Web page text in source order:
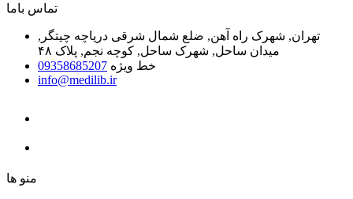
ﺗﻤﺎﺱ ﺑﺎﻣﺎ
تهران, شهرک راه آهن, ضلع شمال شرقی دریاچه چیتگر,
میدان ساحل, شهرک ساحل, کوچه نجم, پلاک ۴۸
خط ویژه 09358685207
info@medilib.ir
ﻣﻨﻮ ﻫﺎ